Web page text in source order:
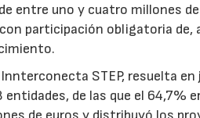
entre uno y cuatro millones
participación obligatoria
Innterconecta STEP, resuelta
de las que el